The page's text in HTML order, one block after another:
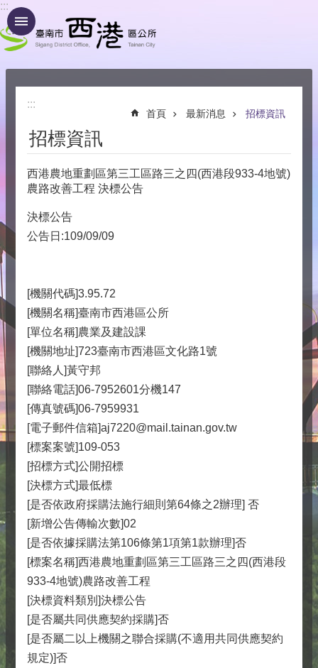
跳到主要內容區塊
:::
:::
首頁 最新消息 招標資訊
招標資訊
西港農地重劃區第三工區路三之四(西港段933-4地號)
農路改善工程 決標公告
決標公告
公告日:109/09/09
[機關代碼]3.95.72
[機關名稱]臺南市西港區公所
[單位名稱]農業及建設課
[機關地址]723臺南市西港區文化路1號
[聯絡人]黃守邦
[聯絡電話]06-7952601分機147
[傳真號碼]06-7959931
[電子郵件信箱]aj7220@mail.tainan.gov.tw
[標案案號]109-053
[招標方式]公開招標
[決標方式]最低標
[是否依政府採購法施行細則第64條之2辦理] 否
[新增公告傳輸次數]02
[是否依據採購法第106條第1項第1款辦理]否
[標案名稱]西港農地重劃區第三工區路三之四(西港段
933-4地號)農路改善工程
[決標資料類別]決標公告
[是否屬共同供應契約採購]否
[是否屬二以上機關之聯合採購(不適用共同供應契約
規定)]否